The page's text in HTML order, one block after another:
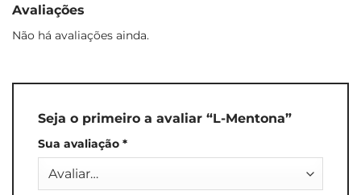
Avaliações
Não há avaliações ainda.
Seja o primeiro a avaliar “L-Mentona”
Sua avaliação *